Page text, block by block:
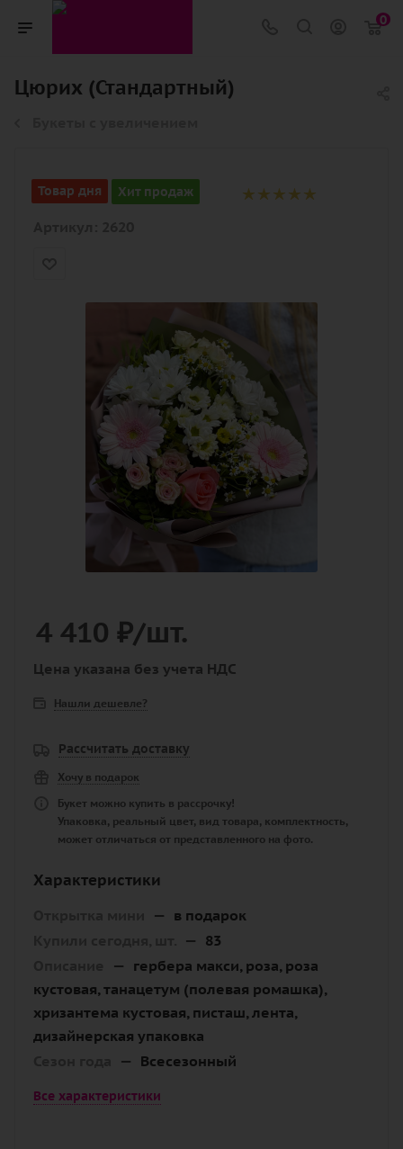
0
Цюрих (Стандартный)
Товар дня Хит продаж
4 410 ₽/шт.
Цена указана без учета НДС
Нашли дешевле?
Рассчитать доставку
Хочу в подарок
Букет можно купить в рассрочку!
Упаковка, реальный цвет, вид товара, комплектность,
может отличаться от представленного на фото.
Характеристики
— в подарок
— 83
— гербера макси, роза, роза
кустовая, танацетум (полевая ромашка),
хризантема кустовая, писташ, лента,
дизайнерская упаковка
— Всесезонный
Все характеристики